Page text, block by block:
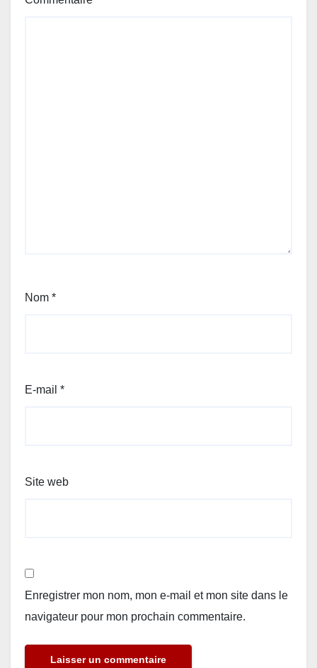
Nom *
E-mail *
Site web
Enregistrer mon nom, mon e-mail et mon site dans le
navigateur pour mon prochain commentaire.